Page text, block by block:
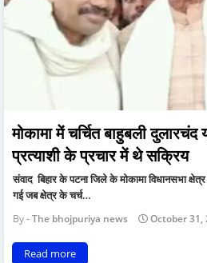
मोकामा में चर्चित बाहुबली
प्रत्याशी के प्रचार में थे सक्रिय
संवाद बिहार के पटना जिले के मोकामा विधानसभा
गई जब क्षेत्र के चर्च…
The bhojpuriya news October 31,
Read more